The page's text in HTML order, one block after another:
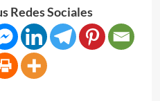
Redes Sociales